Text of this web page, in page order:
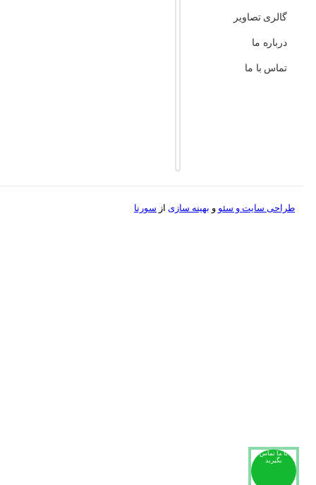
با ما تماس
بگیرید
گالری تصاویر
درباره ما
تماس با ما
طراحی سایت وسئو وبهینه سازیازسورنا